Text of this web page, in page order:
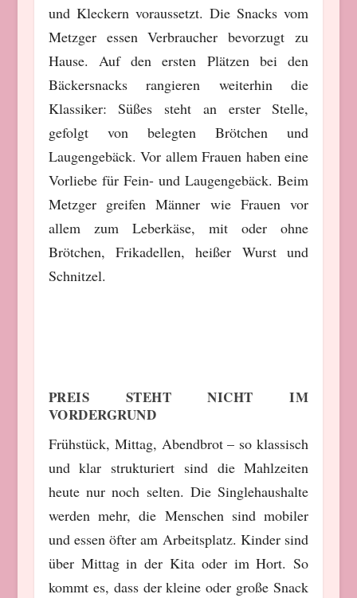
und Kleckern voraussetzt. Die Snacks vom
Metzger essen Verbraucher bevorzugt zu
Hause. Auf den ersten Plätzen bei den
Bäckersnacks rangieren weiterhin die
Klassiker: Süßes steht an erster Stelle,
gefolgt von belegten Brötchen und
Laugengebäck. Vor allem Frauen haben eine
Vorliebe für Fein- und Laugengebäck. Beim
Metzger greifen Männer wie Frauen vor
allem zum Leberkäse, mit oder ohne
Brötchen, Frikadellen, heißer Wurst und
Schnitzel.
PREIS STEHT NICHT IM
VORDERGRUND
Frühstück, Mittag, Abendbrot – so klassisch
und klar strukturiert sind die Mahlzeiten
heute nur noch selten. Die Singlehaushalte
werden mehr, die Menschen sind mobiler
und essen öfter am Arbeitsplatz. Kinder sind
über Mittag in der Kita oder im Hort. So
kommt es, dass der kleine oder große Snack